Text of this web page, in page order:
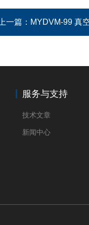
一篇： MYDVM-99 真
服务与支持
技术文章
新闻中心